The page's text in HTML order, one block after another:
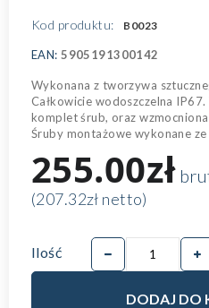
Kod produktu: B0023
EAN: 5905191300142
Wykonana z tworzywa
Całkowicie wodoszczelna
komplet śrub, oraz
Śruby montażowe wykonane
255.00zł
(207.32zł netto)
Ilość
DODAJ DO